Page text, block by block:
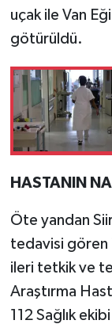
uçak ile Van
götürüldü.
HASTANIN
Öte yandan
tedavisi gören
ileri tetkik ve
Araştırma
112 Sağlık